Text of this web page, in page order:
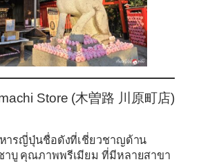
Store (木曽路 川原町店)
หารญี่ปุ่นชื่อดังที่เชี่ยวชาญด้าน
าบู คุณภาพพรีเมียม ที่มีหลายสาขา